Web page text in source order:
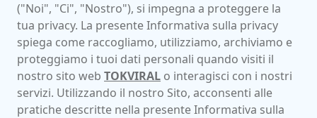
("Noi", "Ci", "Nostro"), si impegna a proteggere la
tua privacy. La presente Informativa sulla privacy
spiega come raccogliamo, utilizziamo, archiviamo e
proteggiamo i tuoi dati personali quando visiti il
nostro sito web TOKVIRAL o interagisci con i nostri
servizi. Utilizzando il nostro Sito, acconsenti alle
pratiche descritte nella presente Informativa sulla